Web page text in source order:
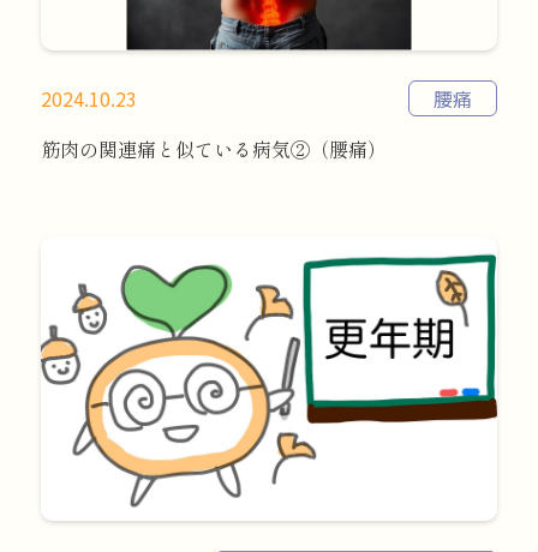
2024.10.23
腰痛
筋肉の関連痛と似ている病気②（腰痛）